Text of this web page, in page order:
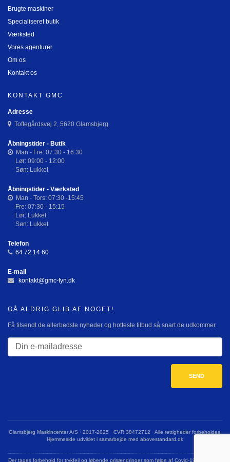
Brugte maskiner
Specialiseret butik
Værksted
Vores agenturer
Om os
Kontakt os
KONTAKT GMC
Adresse
Toftegårdsvej 2, 5620 Glamsbjerg
Åbningstider - Butik
Man - Fre: 07:30 - 16:30
Lør: 09:00 - 12:00
Søn: Lukket
Åbningstider - Værksted
Man - Tors: 07:30 -15:45
Fre: 07:30 - 15:15
Lør: Lukket
Søn: Lukket
Telefon
64 72 14 60
E-mail
kontakt@gmc-fyn.dk
GÅ ALDRIG GLIB AF NOGET!
Få tilsendt de allerbedste nyheder og hotteste tilbud så snart de udkommer.
Glamsbjerg Maskincenter A/S · 2017-2025 · CVR 38472712 · Alle rettigheder forbeholdes·
Hjemmeside udviklet i samarbejde med abovestandard.dk
Der tages forbehold for trykfejl og løbende prisændringer som følge af Covid-19 og krigen i